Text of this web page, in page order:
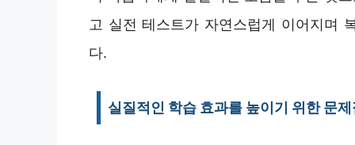
고 실전 테스트가 자연스럽게 이어지며
다.
실질적인 학습 효과를 높이기 위한 문